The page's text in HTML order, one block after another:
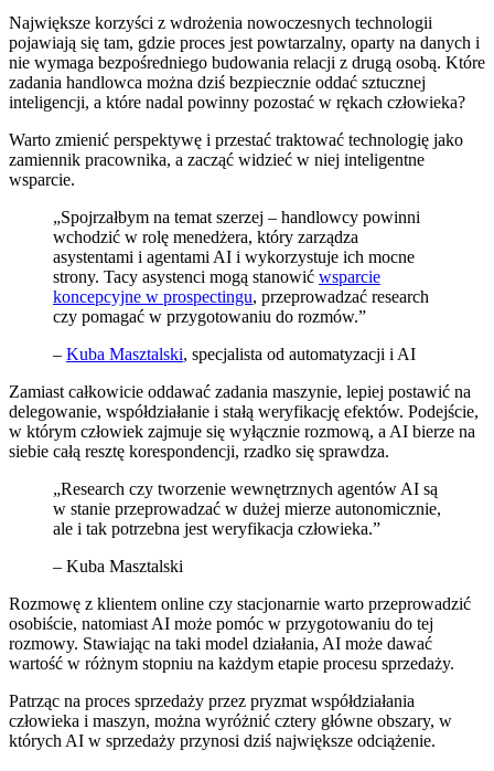
Największe korzyści z wdrożenia nowoczesnych technologii
pojawiają się tam, gdzie proces jest powtarzalny, oparty na danych i
nie wymaga bezpośredniego budowania relacji z drugą osobą. Które
zadania handlowca można dziś bezpiecznie oddać sztucznej
inteligencji, a które nadal powinny pozostać w rękach człowieka?
Warto zmienić perspektywę i przestać traktować technologię jako
zamiennik pracownika, a zacząć widzieć w niej inteligentne
wsparcie.
„Spojrzałbym na temat szerzej – handlowcy powinni
wchodzić w rolę menedżera, który zarządza
asystentami i agentami AI i wykorzystuje ich mocne
strony. Tacy asystenci mogą stanowić wsparcie
koncepcyjne w prospectingu, przeprowadzać research
czy pomagać w przygotowaniu do rozmów.”
– Kuba Masztalski, specjalista od automatyzacji i AI
Zamiast całkowicie oddawać zadania maszynie, lepiej postawić na
delegowanie, współdziałanie i stałą weryfikację efektów. Podejście,
w którym człowiek zajmuje się wyłącznie rozmową, a AI bierze na
siebie całą resztę korespondencji, rzadko się sprawdza.
„Research czy tworzenie wewnętrznych agentów AI są
w stanie przeprowadzać w dużej mierze autonomicznie,
ale i tak potrzebna jest weryfikacja człowieka.”
– Kuba Masztalski
Rozmowę z klientem online czy stacjonarnie warto przeprowadzić
osobiście, natomiast AI może pomóc w przygotowaniu do tej
rozmowy. Stawiając na taki model działania, AI może dawać
wartość w różnym stopniu na każdym etapie procesu sprzedaży.
Patrząc na proces sprzedaży przez pryzmat współdziałania
człowieka i maszyn, można wyróżnić cztery główne obszary, w
których AI w sprzedaży przynosi dziś największe odciążenie.